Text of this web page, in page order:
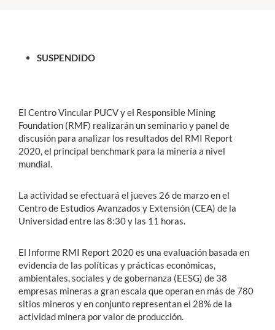
SUSPENDIDO
El Centro Vincular PUCV y el Responsible Mining
Foundation (RMF) realizarán un seminario y panel de
discusión para analizar los resultados del RMI Report
2020, el principal benchmark para la minería a nivel
mundial.
La actividad se efectuará el jueves 26 de marzo en el
Centro de Estudios Avanzados y Extensión (CEA) de la
Universidad entre las 8:30 y las 11 horas.
El Informe RMI Report 2020 es una evaluación basada en
evidencia de las políticas y prácticas económicas,
ambientales, sociales y de gobernanza (EESG) de 38
empresas mineras a gran escala que operan en más de 780
sitios mineros y en conjunto representan el 28% de la
actividad minera por valor de producción.